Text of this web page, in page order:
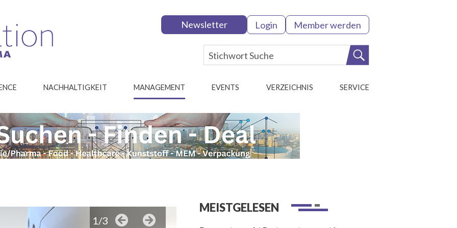
Newsletter Login Member werden
NACHHALTIGKEIT MANAGEMENT EVENTS VERZEICHNIS SERVICE
1/3
MEISTGELESEN